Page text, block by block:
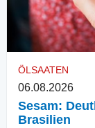
ÖLSAATEN
06.08.2026
Sesam:
Brasilien